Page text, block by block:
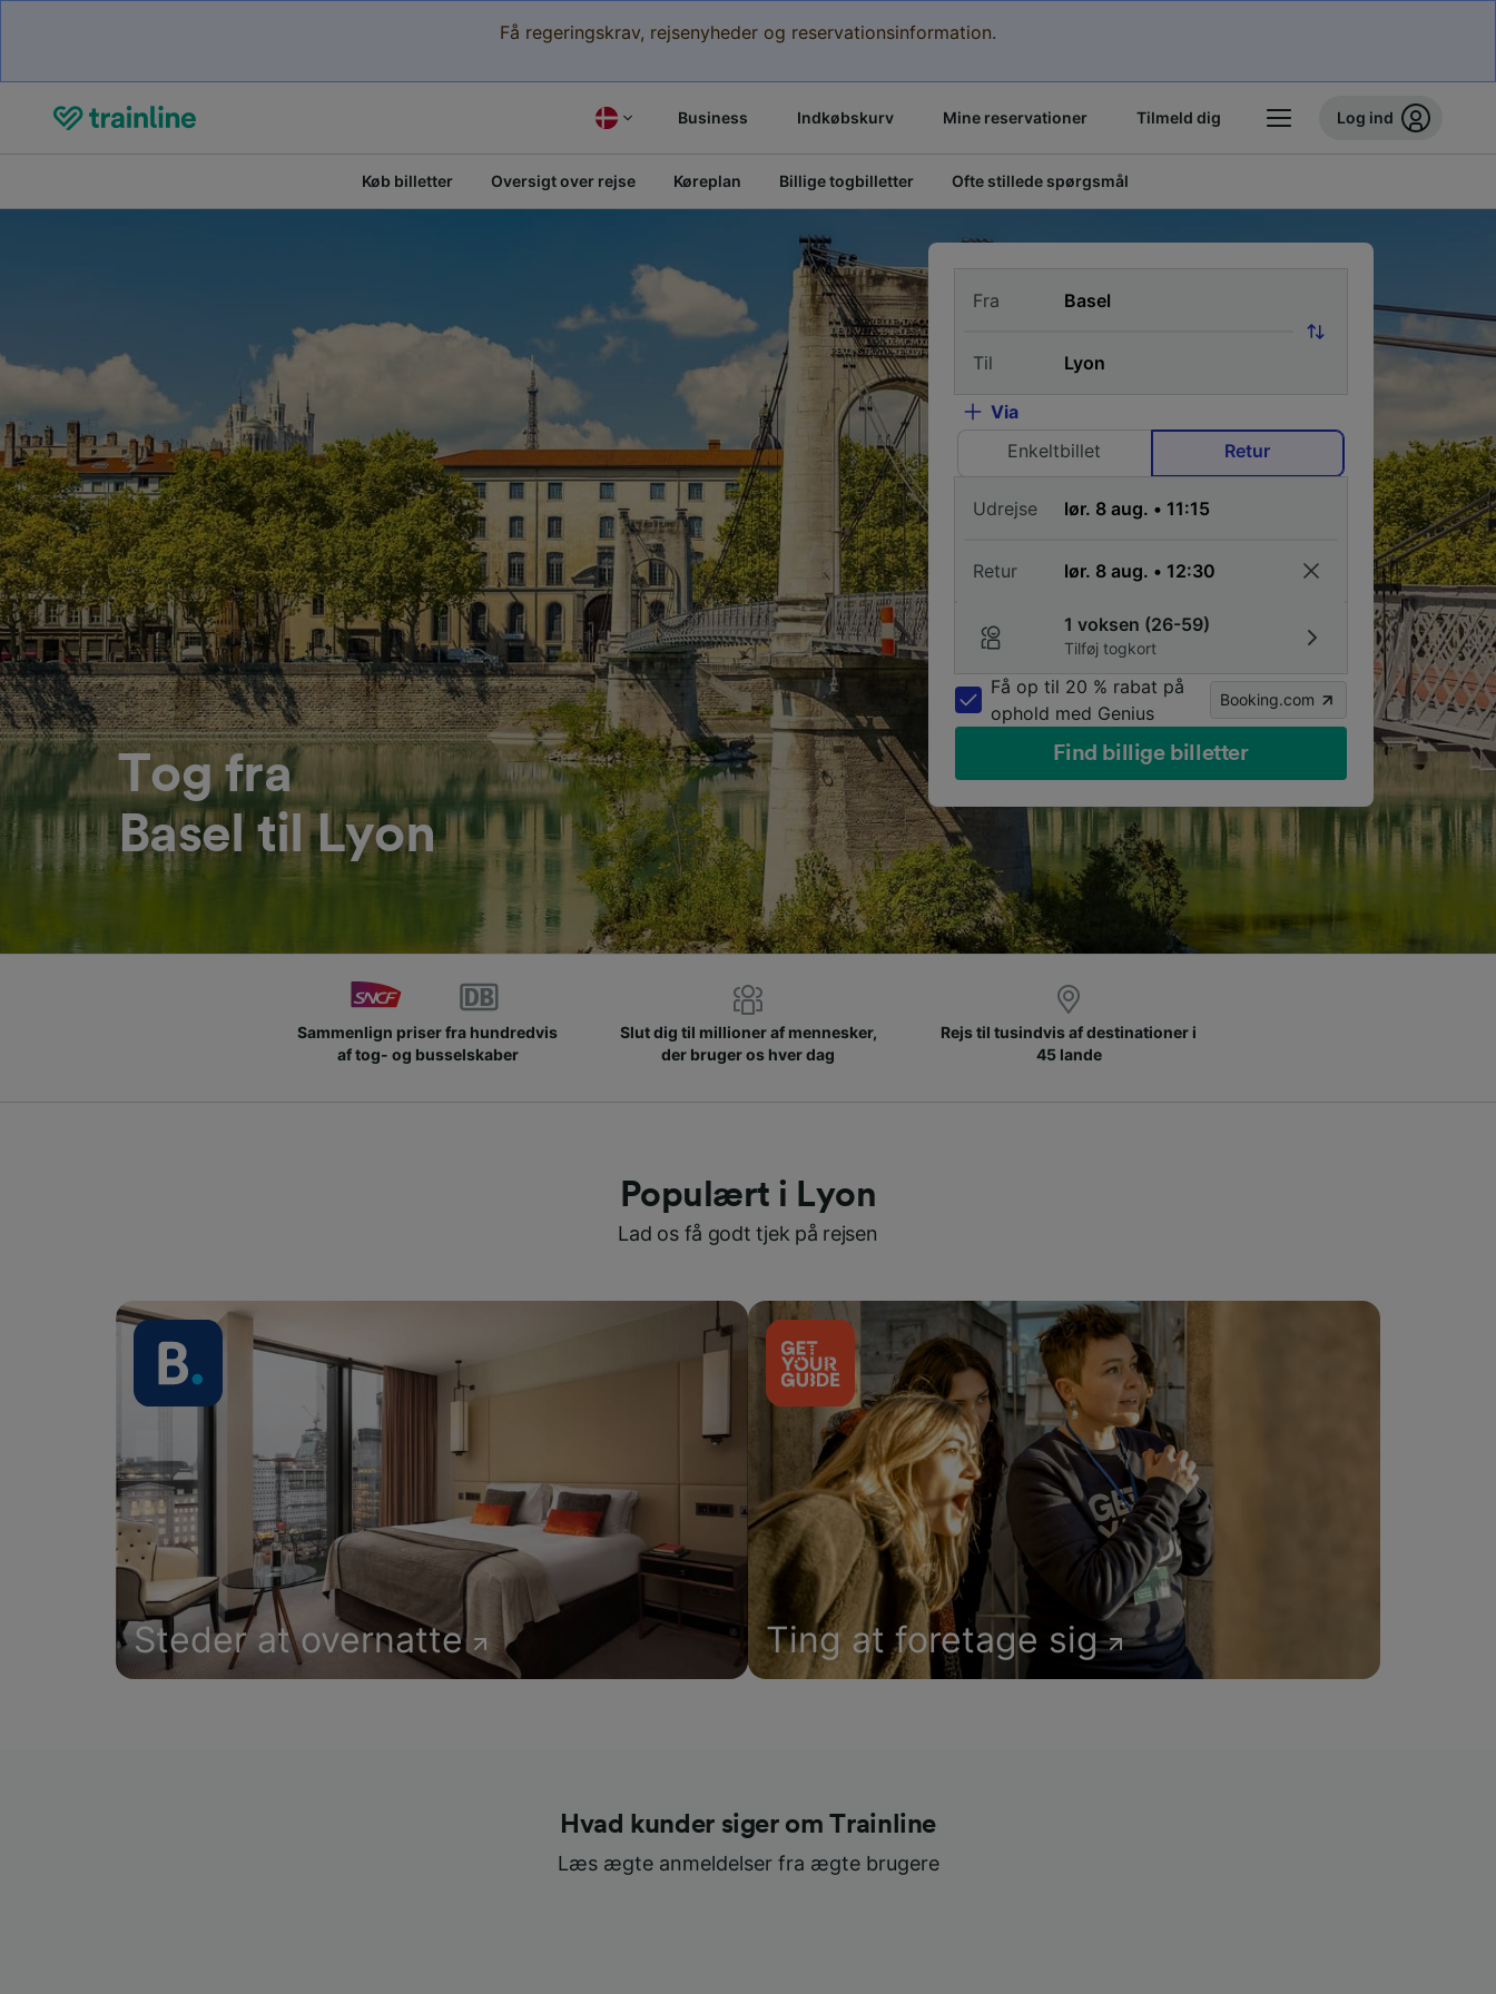
Få regeringskrav, rejsenyheder og reservationsinformation.
Business Indkøbskurv Mine reservationer Tilmeld dig Log ind
Køb billetter Oversigt over rejse Køreplan Billige togbilletter Ofte stillede spørgsmål
Tog fra
Basel til Lyon
Fra
Til
Via
Enkeltbillet
Retur
Udrejse
Retur
1 voksen (26-59)
Tilføj togkort
Få op til 20 % rabat på
ophold med Genius
Booking.com
Find billige billetter
Sammenlign priser fra hundredvis
af tog- og busselskaber
Slut dig til millioner af mennesker,
der bruger os hver dag
Rejs til tusindvis af destinationer i
45 lande
Populært i Lyon
Lad os få godt tjek på rejsen
Steder at overnatte Ting at foretage sig
Hvad kunder siger om Trainline
Læs ægte anmeldelser fra ægte brugere